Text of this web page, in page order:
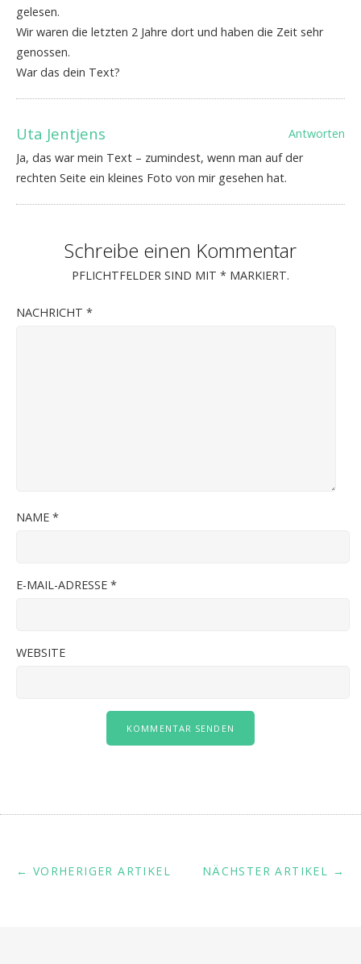
gelesen.
Wir waren die letzten 2 Jahre dort und haben die Zeit sehr
genossen.
War das dein Text?
Uta Jentjens
Antworten
Ja, das war mein Text – zumindest, wenn man auf der
rechten Seite ein kleines Foto von mir gesehen hat.
Schreibe einen Kommentar
PFLICHTFELDER SIND MIT * MARKIERT.
NACHRICHT *
NAME *
E-MAIL-ADRESSE *
WEBSITE
NÄCHSTER ARTIKEL →
← VORHERIGER ARTIKEL